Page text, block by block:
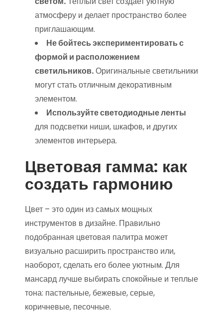
атмосферу и делает пространство более
приглашающим.
Не бойтесь экспериментировать с
формой и расположением
светильников.Оригинальные светильники
могут стать отличным декоративным
элементом.
Используйте светодиодные ленты
для подсветки ниши, шкафов, и других
элементов интерьера.
Цветовая гамма: как
создать гармонию
Цвет – это один из самых мощных
инструментов в дизайне. Правильно
подобранная цветовая палитра может
визуально расширить пространство или,
наоборот, сделать его более уютным. Для
мансард лучше выбирать спокойные и теплые
тона: пастельные, бежевые, серые,
коричневые, песочные.